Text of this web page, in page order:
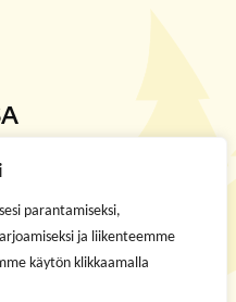
parantamiseksi,
ja liikenteemme
käytön klikkaamalla